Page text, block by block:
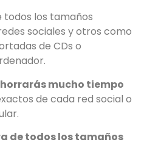
todos los tamaños
sociales y otros como
de CDs o
mucho tiempo
de cada red social o
de todos los tamaños